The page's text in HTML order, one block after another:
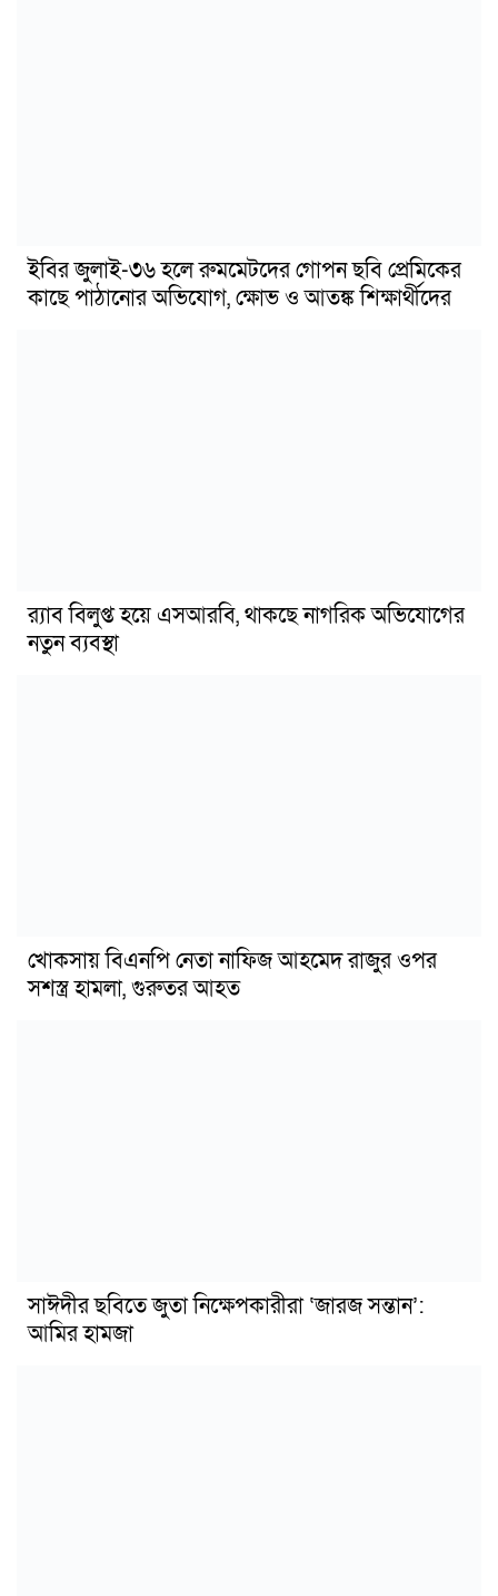
ইবির জুলাই-৩৬ হলে রুমমেটদের গোপন ছবি প্রেমিকের
কাছে পাঠানোর অভিযোগ, ক্ষোভ ও আতঙ্ক শিক্ষার্থীদের
র‍্যাব বিলুপ্ত হয়ে এসআরবি, থাকছে নাগরিক অভিযোগের
নতুন ব্যবস্থা
খোকসায় বিএনপি নেতা নাফিজ আহমেদ রাজুর ওপর
সশস্ত্র হামলা, গুরুতর আহত
সাঈদীর ছবিতে জুতা নিক্ষেপকারীরা ‘জারজ সন্তান’:
আমির হামজা